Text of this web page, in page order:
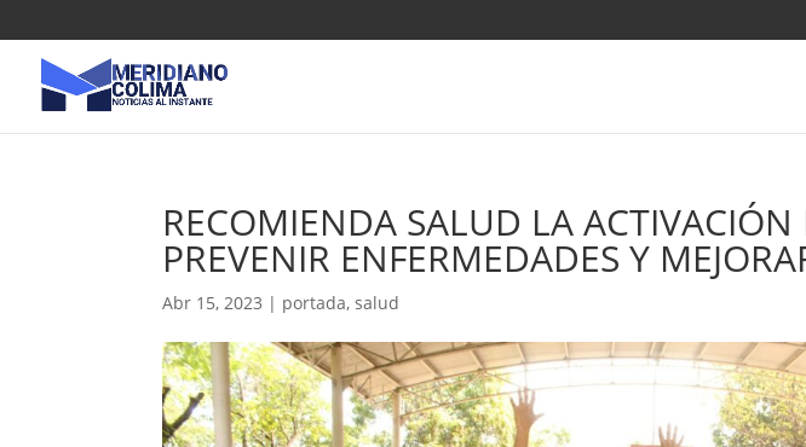
RECOMIENDA SALUD LA ACTIVACIÓN
PREVENIR ENFERMEDADES Y
Abr 15, 2023 | portada,salud